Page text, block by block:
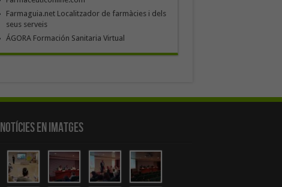
Farmaguia.net Localitzador de farmàcies i dels
seus serveis
ÁGORA Formación Sanitaria Virtual
Notícies en Imatges